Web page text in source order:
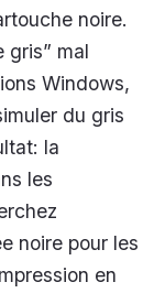
noire.
gris” mal
Windows,
du gris
la
les
noire pour les
en